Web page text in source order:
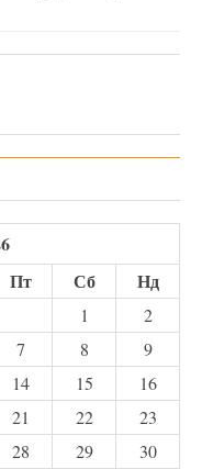
Пт Сб Нд
1
2
7 8
9
14 15
16
21 22
23
28 29 30